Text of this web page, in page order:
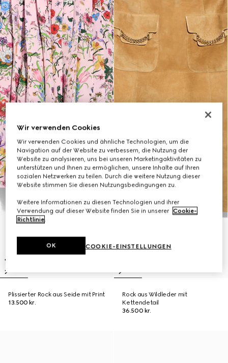
Plissierter Rock aus Seide mit Print
13.500 kr.
Rock aus Wildleder mit
Kettendetail
36.500 kr.
Wir verwenden Cookies
Wir verwenden Cookies und ähnliche Technologien, um die
Navigation auf der Website zu verbessern, die Nutzung der
Website zu analysieren, uns bei unseren Marketingaktivitäten zu
unterstützen und Ihnen zu ermöglichen, unsere Inhalte auf Ihren
sozialen Netzwerken zu teilen. Durch die weitere Nutzung dieser
Website stimmen Sie diesen Nutzungsbedingungen zu.
Weitere Informationen zu diesen Technologien und ihrer
Verwendung auf dieser Website finden Sie in unserer Cookie-
Richtlinie.
COOKIE-EINSTELLUNGEN
OK